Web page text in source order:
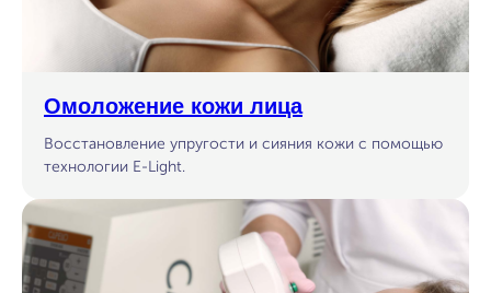
Омоложение кожи лица
Восстановление упругости и сияния кожи с помощью
технологии E-Light.